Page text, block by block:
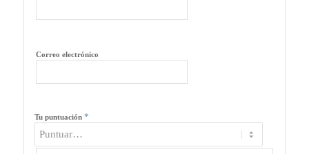
Correo electrónico
Tu puntuación *